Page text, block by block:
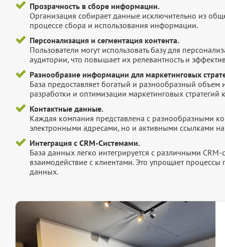
Прозрачность в сборе информации.
Организация собирает данные исключительно из
процессе сбора и использования информации.
Персонализация и сегментация контента.
Пользователи могут использовать базу для
аудитории, что повышает их релевантность и
Разнообразие информации для маркетинговых
База предоставляет богатый и разнообразный
разработки и оптимизации маркетинговых стратегий
Контактные данные.
Каждая компания представлена с разнообразными
электронными адресами, но и активными ссылками
Интеграция с CRM-Системами.
База данных легко интегрируется с различными
взаимодействие с клиентами. Это упрощает
данных.